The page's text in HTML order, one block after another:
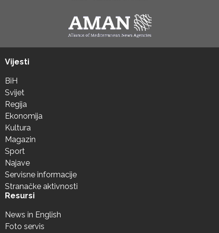
Vijesti
BiH
Svijet
Regija
Ekonomija
Kultura
Magazin
Sport
Najave
Servisne informacije
Stranačke aktivnosti
Resursi
News in English
Foto servis